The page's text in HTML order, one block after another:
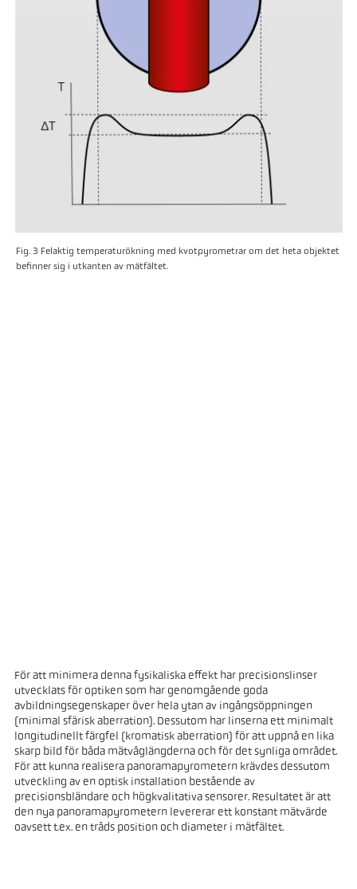
Fig. 3 Felaktig temperaturökning med kvotpyrometrar om det heta objektet
befinner sig i utkanten av mätfältet.
För att minimera denna fysikaliska effekt har precisionslinser
utvecklats för optiken som har genomgående goda
avbildningsegenskaper över hela ytan av ingångsöppningen
(minimal sfärisk aberration). Dessutom har linserna ett minimalt
longitudinellt färgfel (kromatisk aberration) för att uppnå en lika
skarp bild för båda mätvåglängderna och för det synliga området.
För att kunna realisera panoramapyrometern krävdes dessutom
utveckling av en optisk installation bestående av
precisionsbländare och högkvalitativa sensorer. Resultatet är att
den nya panoramapyrometern levererar ett konstant mätvärde
oavsett t.ex. en tråds position och diameter i mätfältet.